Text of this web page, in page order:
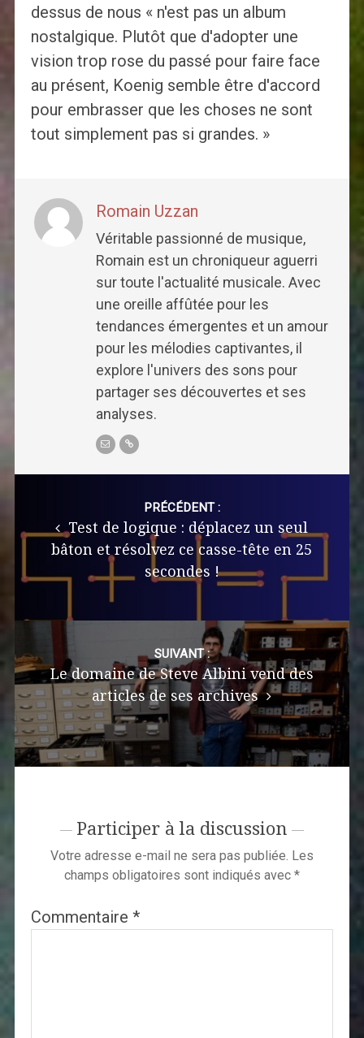
dessus de nous « n'est pas un album
nostalgique. Plutôt que d'adopter une
vision trop rose du passé pour faire face
au présent, Koenig semble être d'accord
pour embrasser que les choses ne sont
tout simplement pas si grandes. »
Romain Uzzan
Véritable passionné de musique,
Romain est un chroniqueur aguerri
sur toute l'actualité musicale. Avec
une oreille affûtée pour les
tendances émergentes et un amour
pour les mélodies captivantes, il
explore l'univers des sons pour
partager ses découvertes et ses
analyses.
PRÉCÉDENT :
Test de logique : déplacez un seul
bâton et résolvez ce casse-tête en 25
secondes !
SUIVANT :
Le domaine de Steve Albini vend des
articles de ses archives
Participer à la discussion
Votre adresse e-mail ne sera pas publiée. Les
champs obligatoires sont indiqués avec *
Commentaire *